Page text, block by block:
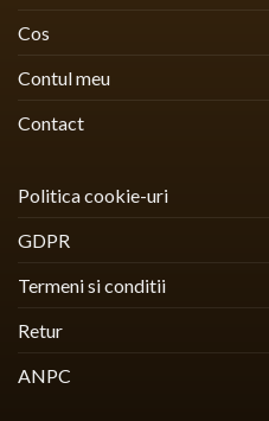
Cos
Contul meu
Contact
Politica cookie-uri
GDPR
Termeni si conditii
Retur
ANPC